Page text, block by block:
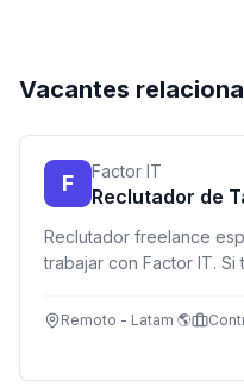
Vacantes
F Factor IT
Reclutador de
Reclutador freelance
trabajar con Factor IT.
¡esta es tu oportunidad!
Remoto - Latam 🌎